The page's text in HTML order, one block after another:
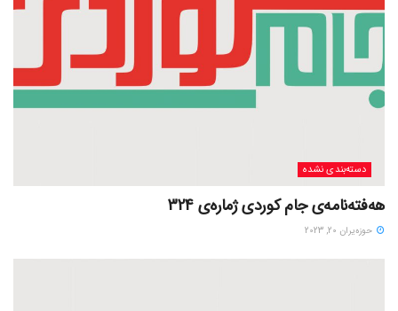
دسته‌بندی نشده
هەفتەنامەی جام کوردی ژمارەی 324
حوزه‌یران 20, 2023